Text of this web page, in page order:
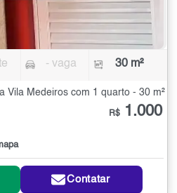
- vaga 30 m²
Vila Medeiros com 1 quarto - 30 m²
R$ 1.000
Contatar